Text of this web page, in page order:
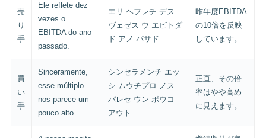
売
り
手
Ele reflete dez
vezes o
EBITDA do ano
passado.
エリ ヘフレチ デス
ヴェゼス ウ エビトダ
ド アノ パサド
昨年度EBITDA
の10倍を反映
しています。
買
い
手
Sinceramente,
esse múltiplo
nos parece um
pouco alto.
シンセラメンチ エッ
シ ムウチプロ ノス
パレセ ウン ポウコ
アウト
正直、その倍
率はやや高め
に見えます。